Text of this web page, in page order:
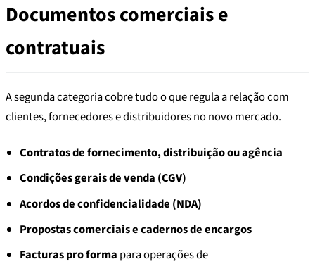
Documentos comerciais e
contratuais
A segunda categoria cobre tudo o que regula a relação com
clientes, fornecedores e distribuidores no novo mercado.
Contratos de fornecimento, distribuição ou agência
Condições gerais de venda (CGV)
Acordos de confidencialidade (NDA)
Propostas comerciais e cadernos de encargos
Facturas pro forma para operações de